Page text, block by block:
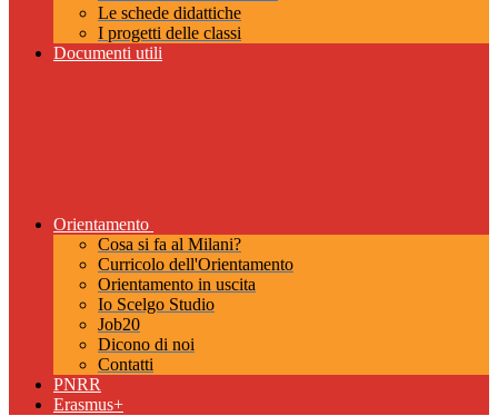
Le schede didattiche
I progetti delle classi
Documenti utili
Orientamento
Cosa si fa al Milani?
Curricolo dell'Orientamento
Orientamento in uscita
Io Scelgo Studio
Job20
Dicono di noi
Contatti
PNRR
Erasmus+